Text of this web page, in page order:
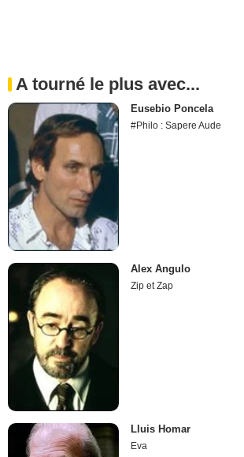
A tourné le plus avec...
Eusebio Poncela
#Philo : Sapere Aude
Alex Angulo
Zip et Zap
Lluis Homar
Eva